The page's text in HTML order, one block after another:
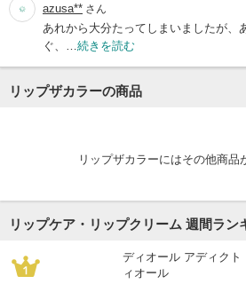
azusa** さん
あれから大分たってしまいましたが、
ぐ、… 続きを読む
リップザカラーの商品
リップザカラーにはその他商品
リップケア・リップクリーム 週間ラン
ディオール アディク
ィオール